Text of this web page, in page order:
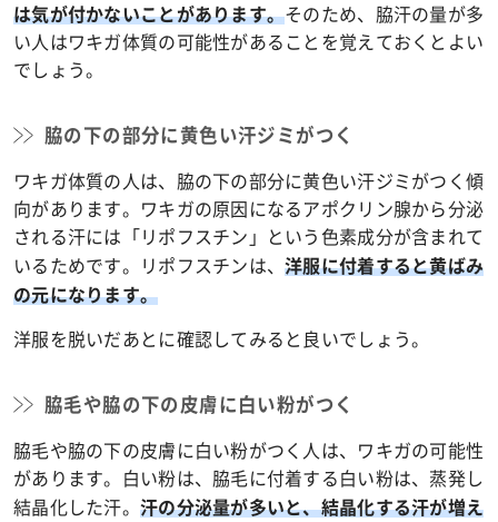
は気が付かないことがあります。そのため、脇汗の量が多
い人はワキガ体質の可能性があることを覚えておくとよい
でしょう。
脇の下の部分に黄色い汗ジミがつく
ワキガ体質の人は、脇の下の部分に黄色い汗ジミがつく傾
向があります。ワキガの原因になるアポクリン腺から分泌
される汗には「リポフスチン」という色素成分が含まれて
いるためです。リポフスチンは、洋服に付着すると黄ばみ
の元になります。
洋服を脱いだあとに確認してみると良いでしょう。
脇毛や脇の下の皮膚に白い粉がつく
脇毛や脇の下の皮膚に白い粉がつく人は、ワキガの可能性
があります。白い粉は、脇毛に付着する白い粉は、蒸発し
結晶化した汗。 汗の分泌量が多いと、結晶化する汗が増え